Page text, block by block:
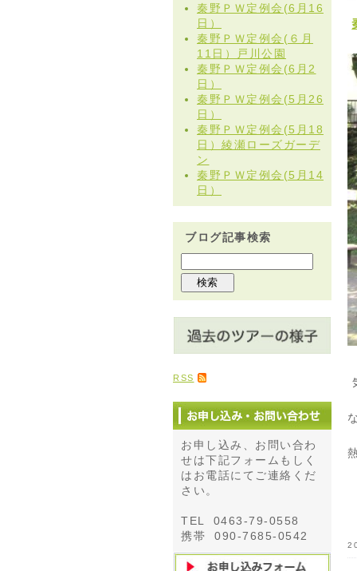
秦野ＰＷ定例会(6月16
日）
秦野ＰＷ定例会(６月
11日）戸川公園
秦野ＰＷ定例会(6月2
日）
秦野ＰＷ定例会(5月26
日）
秦野ＰＷ定例会(5月18
日）綾瀬ローズガーデ
ン
秦野ＰＷ定例会(5月14
日）
ブログ記事検索
RSS
お申し込み、お問い合わ
せは下記フォームもしく
はお電話にてご連絡くだ
さい。
TEL 0463-79-0558
携帯 090-7685-0542